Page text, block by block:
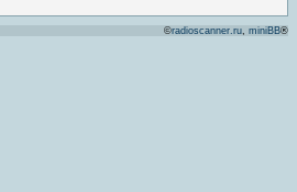
©radioscanner.ru, miniBB®